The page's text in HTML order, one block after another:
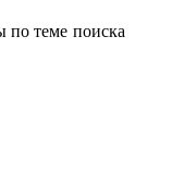
вместе с
по теме поиска